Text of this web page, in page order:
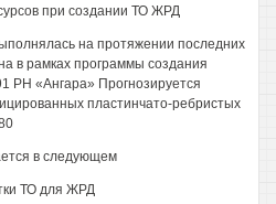
при создании ТО ЖРД
на протяжении последних
в рамках программы создания
РН «Ангара» Прогнозируется
пластинчато-ребристых
в следующем
ТО для ЖРД